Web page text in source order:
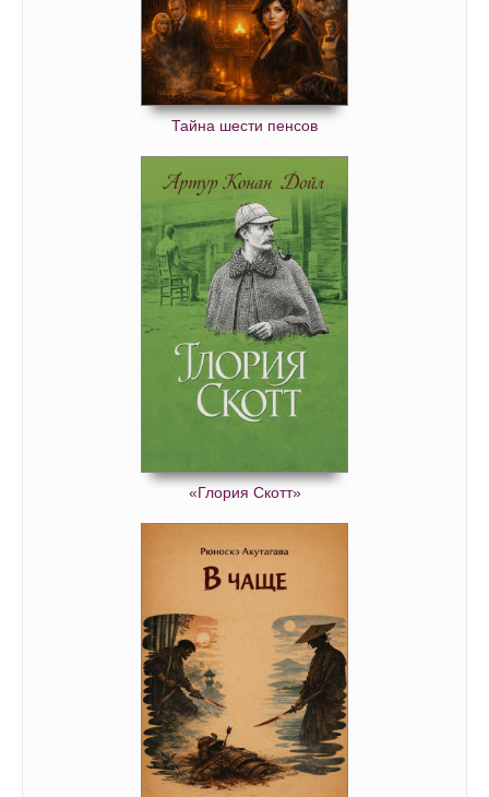
Тайна шести пенсов
«Глория Скотт»